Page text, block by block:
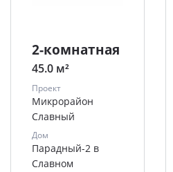
2-комнатная
45.0 м²
Проект
Микрорайон
Славный
Дом
Парадный-2 в
Славном